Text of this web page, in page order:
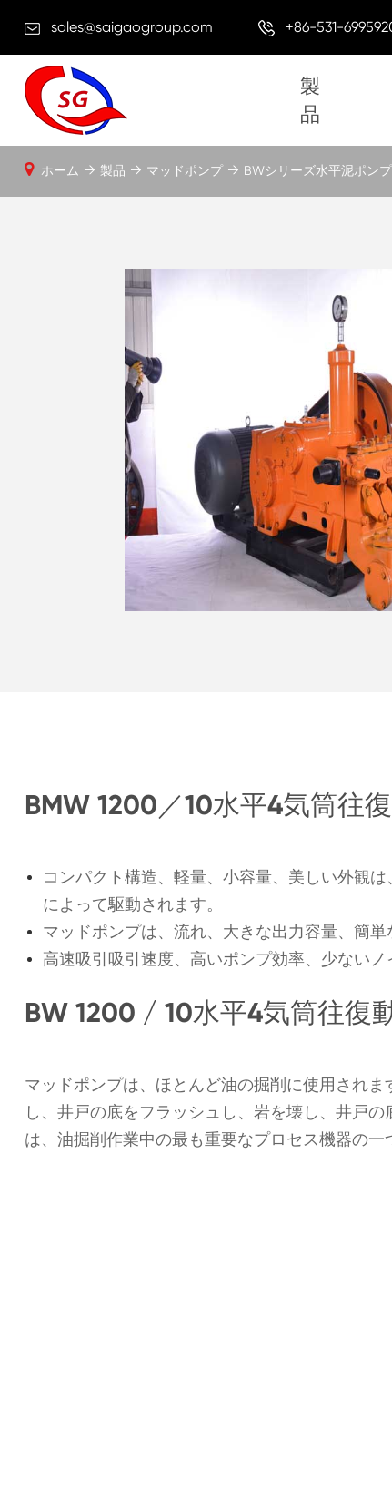
sales@saigaogroup.com +86-531-
製
品
ホーム 製品 マッドポンプ BWシリーズ水平泥ポンプ
BMW 1200／10水平4気筒往
コンパクト構造、軽量、小容量、美しい外観
によって駆動されます。
マッドポンプは、流れ、大きな出力容量、簡
高速吸引吸引速度、高いポンプ効率、少ないノ
BW 1200 / 10水平4気筒往復
マッドポンプは、ほとんど油の掘削に使用され
し、井戸の底をフラッシュし、岩を壊し、井戸
は、油掘削作業中の最も重要なプロセス機器の一